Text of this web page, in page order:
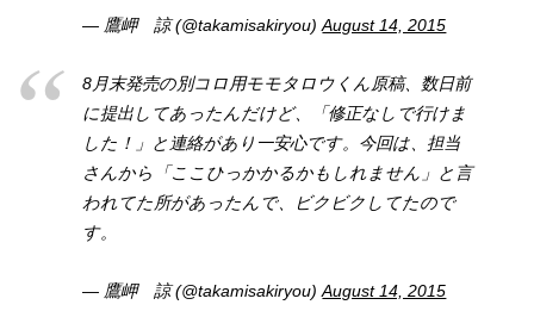
— 鷹岬 諒 (@takamisakiryou)August 14, 2015
8月末発売の別コロ用モモタロウくん原稿、数日前
に提出してあったんだけど、「修正なしで行けま
した！」と連絡があり一安心です。今回は、担当
さんから「ここひっかかるかもしれません」と言
われてた所があったんで、ビクビクしてたので
す。
— 鷹岬 諒 (@takamisakiryou)August 14, 2015